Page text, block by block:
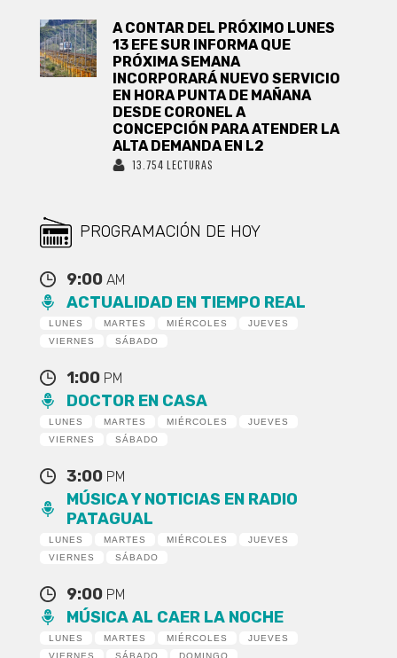
A CONTAR DEL PRÓXIMO LUNES
13 EFE SUR INFORMA QUE
PRÓXIMA SEMANA
INCORPORARÁ NUEVO SERVICIO
EN HORA PUNTA DE MAÑANA
DESDE CORONEL A
CONCEPCIÓN PARA ATENDER LA
ALTA DEMANDA EN L2
13.754 LECTURAS
PROGRAMACIÓN DE HOY
9:00 AM
ACTUALIDAD EN TIEMPO REAL
LUNES MARTES MIÉRCOLES
JUEVES
VIERNES
SÁBADO
1:00 PM
DOCTOR EN CASA
LUNES MARTES MIÉRCOLES
JUEVES
VIERNES
SÁBADO
3:00 PM
MÚSICA Y NOTICIAS EN RADIO
PATAGUAL
LUNES MARTES MIÉRCOLES
JUEVES
VIERNES
SÁBADO
9:00 PM
MÚSICA AL CAER LA NOCHE
LUNES MARTES MIÉRCOLES
JUEVES
VIERNES
SÁBADO DOMINGO